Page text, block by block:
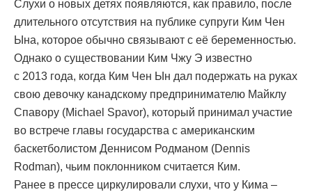
Слухи о новых детях появляются, как правило, после
длительного отсутствия на публике супруги Ким Чен
Ына, которое обычно связывают с её беременностью.
Однако о существовании Ким Чжу Э известно
с 2013 года, когда Ким Чен Ын дал подержать на руках
свою девочку канадскому предпринимателю Майклу
Спавору (Michael Spavor), который принимал участие
во встрече главы государства с американским
баскетболистом Деннисом Родманом (Dennis
Rodman), чьим поклонником считается Ким.
Ранее в прессе циркулировали слухи, что у Кима –